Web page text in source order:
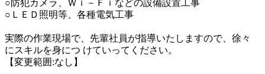
○防犯カメラ、Ｗｉ－Ｆｉなどの設備設置工事
○ＬＥＤ照明等、各種電気工事
実際の作業現場で、先輩社員が指導いたしますので、徐々
にスキルを身につ けていってください。
【変更範囲:なし】